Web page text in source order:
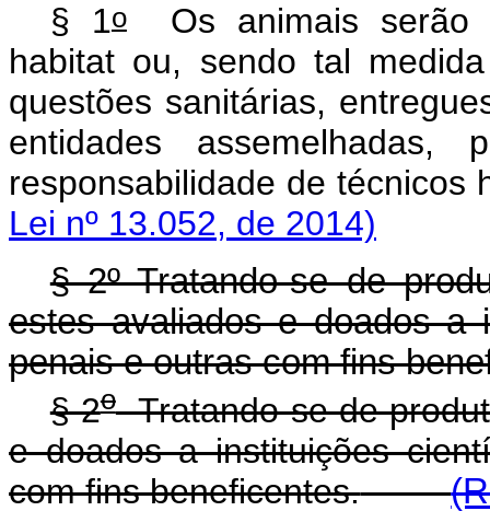
§ 1oOs animais serão
habitat ou, sendo tal
questões sanitárias,
entidades
responsabilidade de
Lei nº 13.052, de 2014)
§ 2º Tratando-se de
estes avaliados e doados a
penais e outras com fins
§ 2oTratando-se de
e doados a instituições
com fins beneficentes.